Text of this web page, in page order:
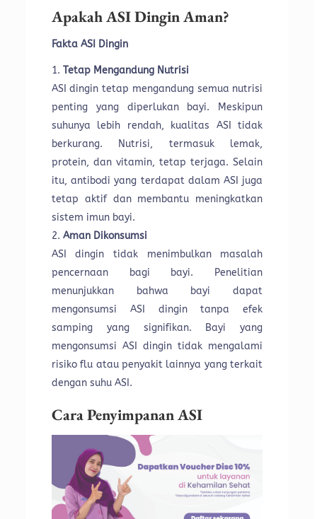
Apakah ASI Dingin Aman?
Fakta ASI Dingin
Tetap Mengandung Nutrisi
ASI dingin tetap mengandung semua nutrisi
penting yang diperlukan bayi. Meskipun
suhunya lebih rendah, kualitas ASI tidak
berkurang. Nutrisi, termasuk lemak,
protein, dan vitamin, tetap terjaga. Selain
itu, antibodi yang terdapat dalam ASI juga
tetap aktif dan membantu meningkatkan
sistem imun bayi.
Aman Dikonsumsi
ASI dingin tidak menimbulkan masalah
pencernaan bagi bayi. Penelitian
menunjukkan bahwa bayi dapat
mengonsumsi ASI dingin tanpa efek
samping yang signifikan. Bayi yang
mengonsumsi ASI dingin tidak mengalami
risiko flu atau penyakit lainnya yang terkait
dengan suhu ASI.
Cara Penyimpanan ASI